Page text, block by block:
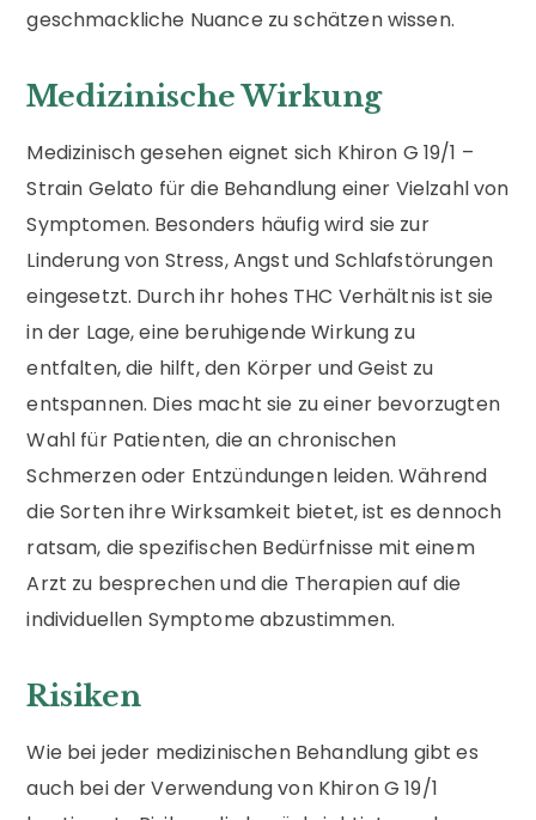
geschmackliche Nuance zu schätzen wissen.
Medizinische Wirkung
Medizinisch gesehen eignet sich Khiron G 19/1 –
Strain Gelato für die Behandlung einer Vielzahl von
Symptomen. Besonders häufig wird sie zur
Linderung von Stress, Angst und Schlafstörungen
eingesetzt. Durch ihr hohes THC Verhältnis ist sie
in der Lage, eine beruhigende Wirkung zu
entfalten, die hilft, den Körper und Geist zu
entspannen. Dies macht sie zu einer bevorzugten
Wahl für Patienten, die an chronischen
Schmerzen oder Entzündungen leiden. Während
die Sorten ihre Wirksamkeit bietet, ist es dennoch
ratsam, die spezifischen Bedürfnisse mit einem
Arzt zu besprechen und die Therapien auf die
individuellen Symptome abzustimmen.
Risiken
Wie bei jeder medizinischen Behandlung gibt es
auch bei der Verwendung von Khiron G 19/1